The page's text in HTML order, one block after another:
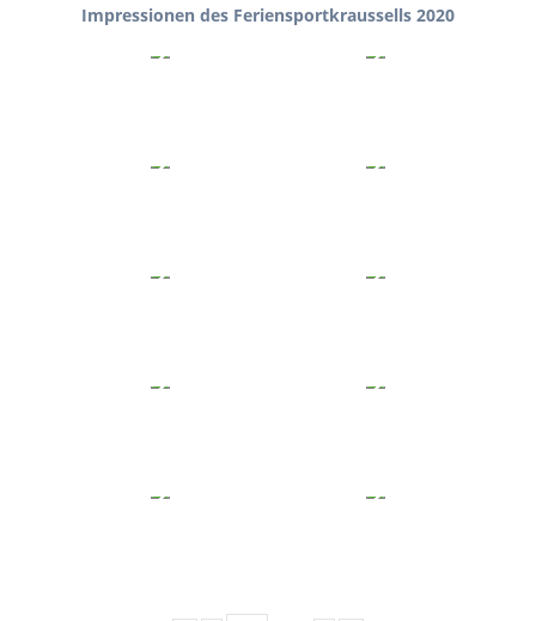
Impressionen des Feriensportkraussells 2020